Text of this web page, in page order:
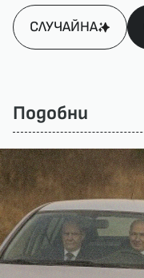
СЛУЧАЙНА
Подобни